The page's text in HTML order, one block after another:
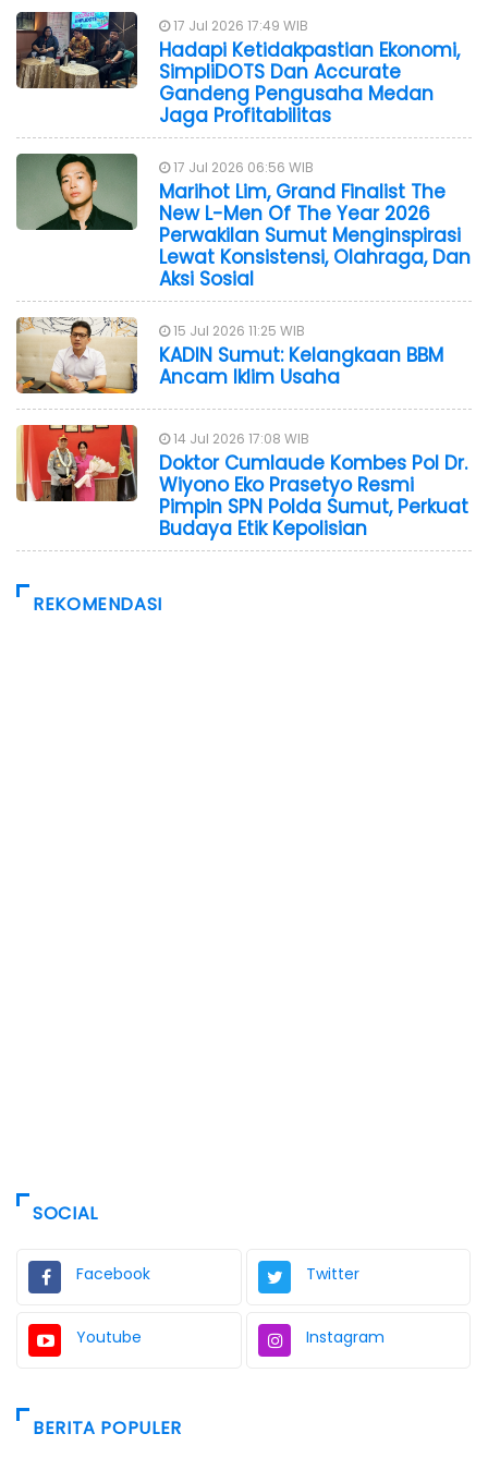
17 Jul 2026 17:49 WIB
Hadapi Ketidakpastian Ekonomi,
SimpliDOTS Dan Accurate
Gandeng Pengusaha Medan
Jaga Profitabilitas
17 Jul 2026 06:56 WIB
Marihot Lim, Grand Finalist The
New L-Men Of The Year 2026
Perwakilan Sumut Menginspirasi
Lewat Konsistensi, Olahraga, Dan
Aksi Sosial
15 Jul 2026 11:25 WIB
KADIN Sumut: Kelangkaan BBM
Ancam Iklim Usaha
14 Jul 2026 17:08 WIB
Doktor Cumlaude Kombes Pol Dr.
Wiyono Eko Prasetyo Resmi
Pimpin SPN Polda Sumut, Perkuat
Budaya Etik Kepolisian
REKOMENDASI
SOCIAL
Facebook Twitter
Youtube Instagram
BERITA POPULER